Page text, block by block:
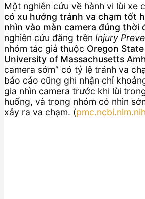
Một nghiên cứu về hành vi lùi xe
có xu hướng tránh va chạm tốt
nhìn vào màn camera đúng thời
nghiên cứu đăng trên Injury
nhóm tác giả thuộc Oregon
University of Massachusetts
camera sớm” có tỷ lệ tránh va
báo cáo cũng ghi nhận chỉ
gia nhìn camera trước khi lùi
huống, và trong nhóm có nhìn
xảy ra va chạm. (